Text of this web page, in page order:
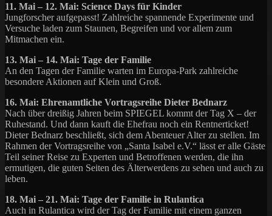
11. Mai – 12. Mai: Science Days für Kinder
Jungforscher aufgepasst! Zahlreiche spannende Experimente und
Versuche laden zum Staunen, Begreifen und vor allem zum
Mitmachen ein.
13. Mai – 14. Mai: Tage der Familie
An den Tagen der Familie warten im Europa-Park zahlreiche
besondere Aktionen auf Klein und Groß.
16. Mai: Ehrenamtliche Vortragsreihe Dieter Bednarz
Nach über dreißig Jahren beim SPIEGEL kommt der Tag X – der
Ruhestand. Und dann kauft die Ehefrau noch ein Rentnerticket!
Dieter Bednarz beschließt, sich dem Abenteuer Alter zu stellen. Im
Rahmen der Vortragsreihe von „Santa Isabel e.V.“ lässt er alle Gäste
Teil seiner Reise zu Experten und Betroffenen werden, die ihn
ermutigen, die guten Seiten des Älterwerdens zu sehen und auch zu
leben.
18. Mai – 21. Mai: Tage der Familie in Rulantica
Auch in Rulantica wird der Tag der Familie mit einem ganzen